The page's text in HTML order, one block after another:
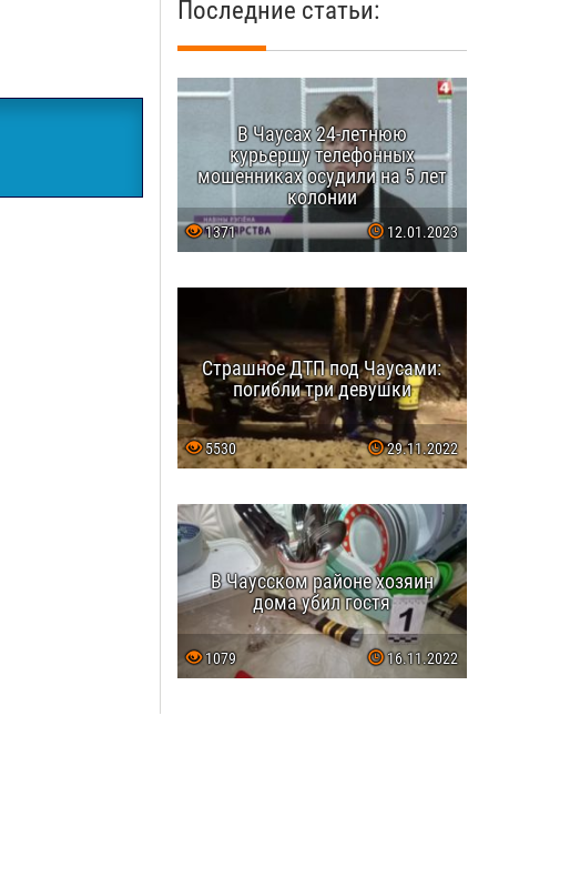
Последние статьи:
В Чаусах 24-летнюю
курьершу телефонных
мошенниках осудили на 5 лет
колонии
1371 12.01.2023
Страшное ДТП под Чаусами:
погибли три девушки
5530 29.11.2022
В Чаусском районе хозяин
дома убил гостя
1079 16.11.2022